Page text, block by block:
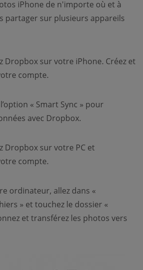
iPhone de n'importe où et à
partager sur plusieurs appareils
Dropbox sur votre iPhone. Créez et
compte.
« Smart Sync » pour
avec Dropbox.
Dropbox sur votre PC et
compte.
ordinateur, allez dans «
» et touchez le dossier «
et transférez les photos vers